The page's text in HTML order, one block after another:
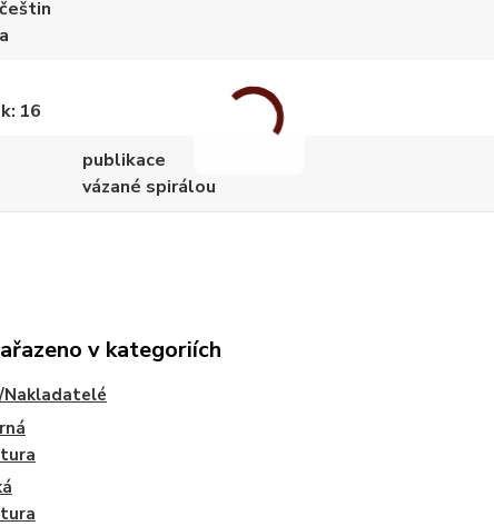
češtin
a
16
publikace
vázané spirálou
v kategoriích
Nakladatelé